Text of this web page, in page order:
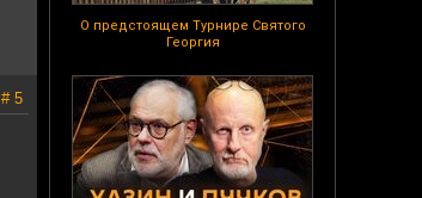
О предстоящем Турнире Святого
Георгия
# 5